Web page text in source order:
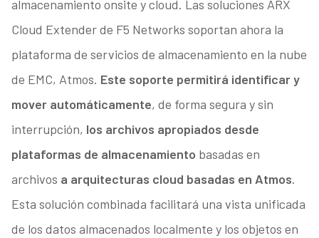
almacenamiento onsite y cloud. Las soluciones ARX
Cloud Extender de F5 Networks soportan ahora la
plataforma de servicios de almacenamiento en la nube
de EMC, Atmos. Este soporte permitirá identificar y
mover automáticamente, de forma segura y sin
interrupción, los archivos apropiados desde
plataformas de almacenamiento basadas en
archivos a arquitecturas cloud basadas en Atmos.
Esta solución combinada facilitará una vista unificada
de los datos almacenados localmente y los objetos en